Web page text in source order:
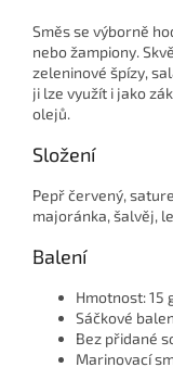
Směs se výborně
nebo žampiony.
zeleninové špízy,
ji lze využít i jako
olejů.
Složení
Pepř červený,
majoránka, šalvěj,
Balení
Hmotnost: 15
Sáčkové
Bez přidané
Marinovací